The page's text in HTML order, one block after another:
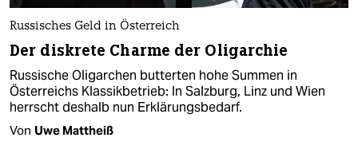
Russisches Geld in Österreich
Der diskrete Charme der Oligarchie
Russische Oligarchen butterten hohe Summen in
Österreichs Klassikbetrieb: In Salzburg, Linz und Wien
herrscht deshalb nun Erklärungsbedarf.
Von Uwe Mattheiß